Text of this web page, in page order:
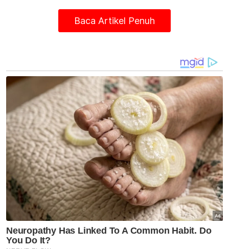
“Dalam industri lain kita tidak ada duti eksais
dan semua ini bagi mereka tidak adil, namun
berdepan situasi sama. Kita ada polisi sendiri
bagi memastikan kita terus kekal kompetitif.
“Buat masa ini, saya rasa kita belum bersedia
Baca Artikel Penuh